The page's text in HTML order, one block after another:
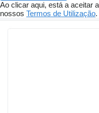
Ao clicar aqui, está a aceitar
nossos Termos de Utilização.